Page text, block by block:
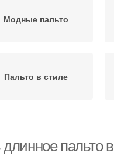
Модные пальто
Пальто в стиле
случаевпальто в